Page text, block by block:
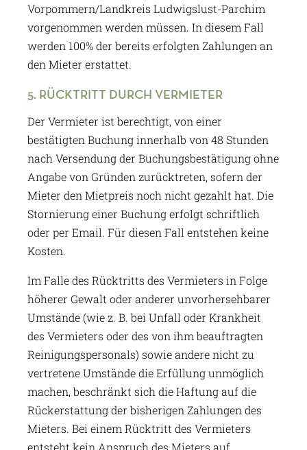
Vorpommern/Landkreis Ludwigslust-Parchim
vorgenommen werden müssen. In diesem Fall
werden 100% der bereits erfolgten Zahlungen an
den Mieter erstattet.
5. RÜCKTRITT DURCH VERMIETER
Der Vermieter ist berechtigt, von einer
bestätigten Buchung innerhalb von 48 Stunden
nach Versendung der Buchungsbestätigung ohne
Angabe von Gründen zurücktreten, sofern der
Mieter den Mietpreis noch nicht gezahlt hat. Die
Stornierung einer Buchung erfolgt schriftlich
oder per Email. Für diesen Fall entstehen keine
Kosten.
Im Falle des Rücktritts des Vermieters in Folge
höherer Gewalt oder anderer unvorhersehbarer
Umstände (wie z. B. bei Unfall oder Krankheit
des Vermieters oder des von ihm beauftragten
Reinigungspersonals) sowie andere nicht zu
vertretene Umstände die Erfüllung unmöglich
machen, beschränkt sich die Haftung auf die
Rückerstattung der bisherigen Zahlungen des
Mieters. Bei einem Rücktritt des Vermieters
entsteht kein Anspruch des Mieters auf